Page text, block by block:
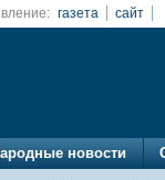
газета сайт
новости